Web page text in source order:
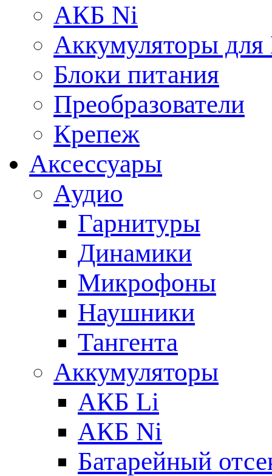
АКБ Ni
Аккумуляторы
Блоки питания
Преобразователи
Крепеж
Аксессуары
Аудио
Гарнитуры
Динамики
Микрофоны
Наушники
Тангента
Аккумуляторы
АКБ Li
АКБ Ni
Батарейный